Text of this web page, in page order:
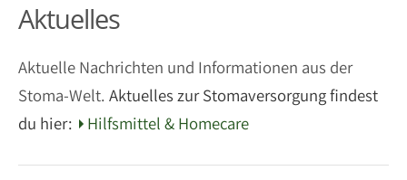
Aktuelles
Aktuelle Nachrichten und Informationen aus der
Stoma-Welt. Aktuelles zur Stomaversorgung findest
du hier:
Hilfsmittel & Homecare